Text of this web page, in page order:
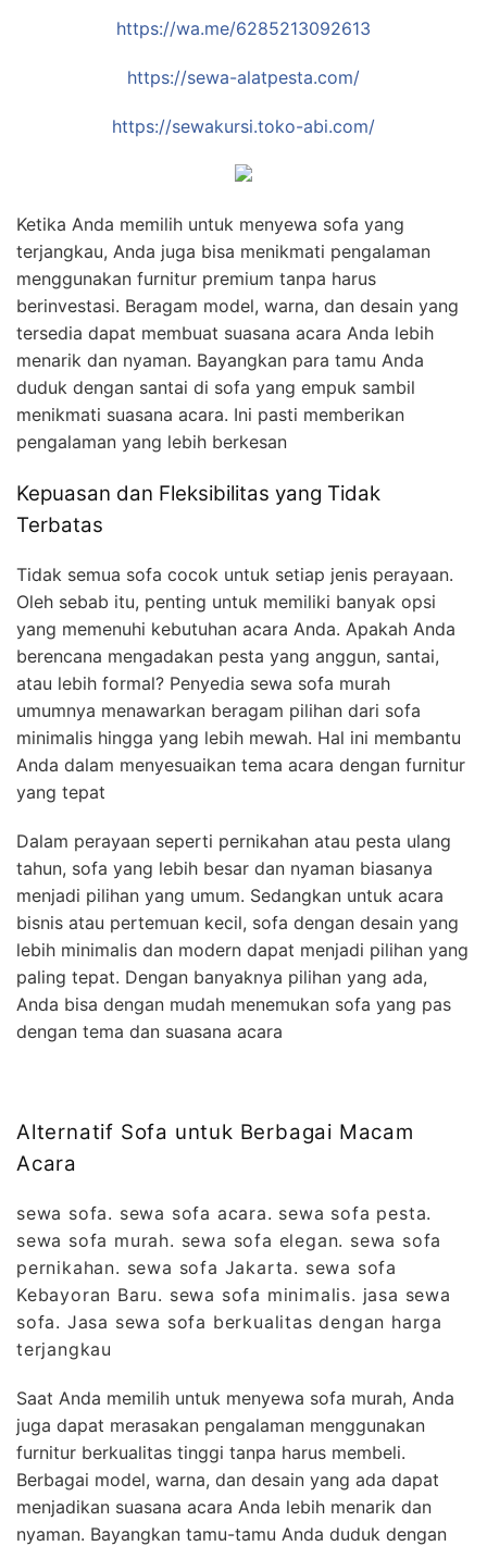
https://wa.me/6285213092613
https://sewa-alatpesta.com/
https://sewakursi.toko-abi.com/
Ketika Anda memilih untuk menyewa sofa yang
terjangkau, Anda juga bisa menikmati pengalaman
menggunakan furnitur premium tanpa harus
berinvestasi. Beragam model, warna, dan desain yang
tersedia dapat membuat suasana acara Anda lebih
menarik dan nyaman. Bayangkan para tamu Anda
duduk dengan santai di sofa yang empuk sambil
menikmati suasana acara. Ini pasti memberikan
pengalaman yang lebih berkesan
Kepuasan dan Fleksibilitas yang Tidak
Terbatas
Tidak semua sofa cocok untuk setiap jenis perayaan.
Oleh sebab itu, penting untuk memiliki banyak opsi
yang memenuhi kebutuhan acara Anda. Apakah Anda
berencana mengadakan pesta yang anggun, santai,
atau lebih formal? Penyedia sewa sofa murah
umumnya menawarkan beragam pilihan dari sofa
minimalis hingga yang lebih mewah. Hal ini membantu
Anda dalam menyesuaikan tema acara dengan furnitur
yang tepat
Dalam perayaan seperti pernikahan atau pesta ulang
tahun, sofa yang lebih besar dan nyaman biasanya
menjadi pilihan yang umum. Sedangkan untuk acara
bisnis atau pertemuan kecil, sofa dengan desain yang
lebih minimalis dan modern dapat menjadi pilihan yang
paling tepat. Dengan banyaknya pilihan yang ada,
Anda bisa dengan mudah menemukan sofa yang pas
dengan tema dan suasana acara
Alternatif Sofa untuk Berbagai Macam
Acara
sewa sofa. sewa sofa acara. sewa sofa pesta.
sewa sofa murah. sewa sofa elegan. sewa sofa
pernikahan. sewa sofa Jakarta. sewa sofa
Kebayoran Baru. sewa sofa minimalis. jasa sewa
sofa. Jasa sewa sofa berkualitas dengan harga
terjangkau
Saat Anda memilih untuk menyewa sofa murah, Anda
juga dapat merasakan pengalaman menggunakan
furnitur berkualitas tinggi tanpa harus membeli.
Berbagai model, warna, dan desain yang ada dapat
menjadikan suasana acara Anda lebih menarik dan
nyaman. Bayangkan tamu-tamu Anda duduk dengan